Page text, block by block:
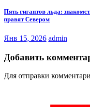
Пять гигантов льда:
правят Севером
Янв 15, 2026 admin
Добавить
Для отправки